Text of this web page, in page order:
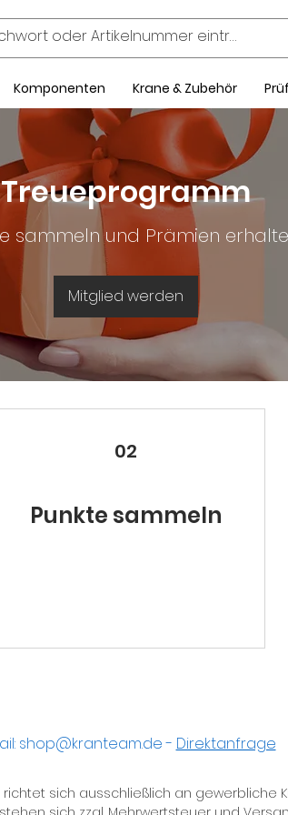
Komponenten Krane & Zubehör
Treueprogramm
sammeln und Prämien
Mitglied werden
02
Punkte sammeln
shop@kranteam.de- Direktanfrage
richtet sich ausschließlich an gewerbliche